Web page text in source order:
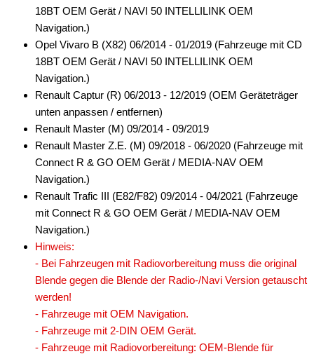
18BT OEM Gerät / NAVI 50 INTELLILINK OEM
Navigation.)
Opel Vivaro B (X82) 06/2014 - 01/2019 (Fahrzeuge mit CD
18BT OEM Gerät / NAVI 50 INTELLILINK OEM
Navigation.)
Renault Captur (R) 06/2013 - 12/2019 (OEM Geräteträger
unten anpassen / entfernen)
Renault Master (M) 09/2014 - 09/2019
Renault Master Z.E. (M) 09/2018 - 06/2020 (Fahrzeuge mit
Connect R & GO OEM Gerät / MEDIA-NAV OEM
Navigation.)
Renault Trafic III (E82/F82) 09/2014 - 04/2021 (Fahrzeuge
mit Connect R & GO OEM Gerät / MEDIA-NAV OEM
Navigation.)
Hinweis:
- Bei Fahrzeugen mit Radiovorbereitung muss die original
Blende gegen die Blende der Radio-/Navi Version getauscht
werden!
- Fahrzeuge mit OEM Navigation.
- Fahrzeuge mit 2-DIN OEM Gerät.
- Fahrzeuge mit Radiovorbereitung: OEM-Blende für